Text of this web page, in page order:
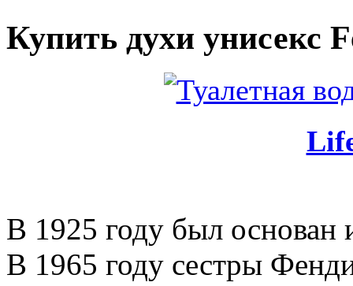
Купить духи унисекс
В 1925 году был
В 1965 году сестры